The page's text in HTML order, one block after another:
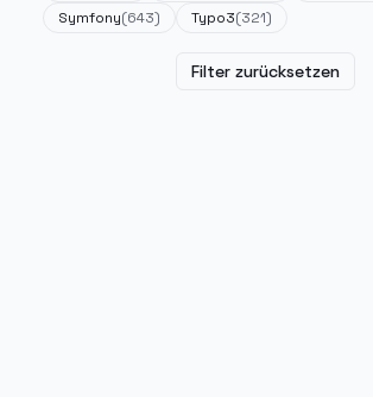
Symfony(643) Typo3(321)
Filter zurücksetzen